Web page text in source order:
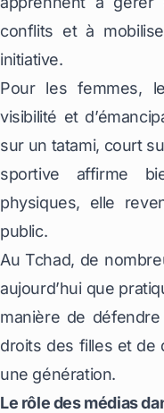
conflits et à
initiative.
Pour les femmes,
visibilité et
sur un tatami, court
sportive affirme
physiques, elle
public.
Au Tchad, de
aujourd’hui que
manière de
droits des filles et de
une génération.
Le rôle des médias